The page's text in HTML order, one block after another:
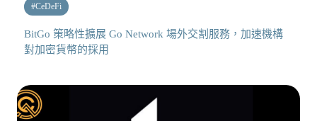
#CeDeFi
BitGo 策略性擴展 Go Network 場外交割服務，加速機構
對加密貨幣的採用